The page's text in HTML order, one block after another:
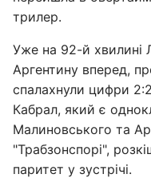
трилер.
Уже на 92-й хвилині
Аргентину вперед,
спалахнули цифри
Кабрал, який є
Малиновського та
"Трабзонспорі",
паритет у зустрічі.